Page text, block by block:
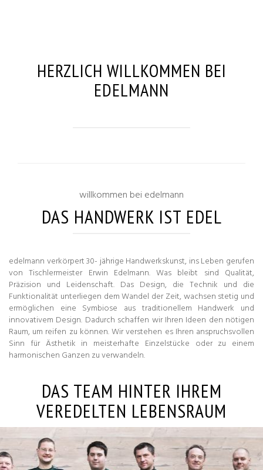
HERZLICH WILLKOMMEN BEI
EDELMANN
willkommen bei edelmann
DAS HANDWERK IST EDEL
edelmann verkörpert 30- jährige Handwerkskunst, ins Leben gerufen
von Tischlermeister Erwin Edelmann. Was bleibt sind Qualität,
Präzision und Leidenschaft. Das Design, die Technik und die
Funktionalität unterliegen dem Wandel der Zeit, wachsen stetig und
ermöglichen eine Symbiose aus traditionellem Handwerk und
innovativem Design. Dadurch schaffen wir Ihren Ideen den nötigen
Raum, um reifen zu können. Wir verstehen es Ihren anspruchsvollen
Sinn für Ästhetik in meisterhafte Einzelstücke oder zu einem
harmonischen Ganzen zu verwandeln.
DAS TEAM HINTER IHREM
VEREDELTEN LEBENSRAUM